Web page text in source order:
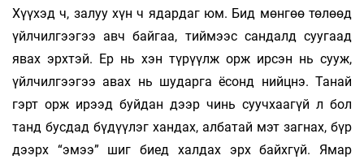
Хүүхэд ч, залуу хүн ч ядардаг юм. Бид мөнгөө төлөөд
үйлчилгээгээ авч байгаа, тиймээс сандалд суугаад
явах эрхтэй. Ер нь хэн түрүүлж орж ирсэн нь сууж,
үйлчилгээгээ авах нь шударга ёсонд нийцнэ. Танай
гэрт орж ирээд буйдан дээр чинь суучхаагүй л бол
танд бусдад бүдүүлэг хандах, албатай мэт загнах, бүр
дээрх “эмээ” шиг биед халдах эрх байхгүй. Ямар